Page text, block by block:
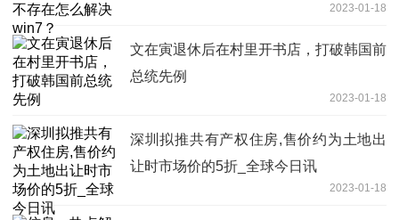
2023-01-18
文在寅退休后在村里开书店，打破韩国前
总统先例
2023-01-18
深圳拟推共有产权住房,售价约为土地出
让时市场价的5折_全球今日讯
2023-01-18